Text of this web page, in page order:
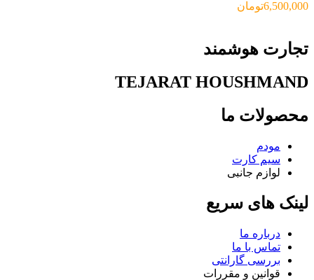
6,500,000تومان
تجارت هوشمند
TEJARAT HOUSHMAND
محصولات ما
مودم
سیم کارت
لوازم جانبی
لینک های سریع
درباره ما
تماس با ما
بررسی گارانتی
قوانین و مقررات